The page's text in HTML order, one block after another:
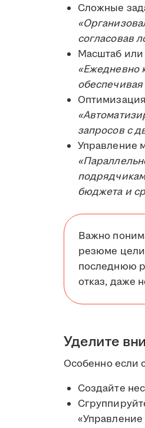
Сложные
согласовав
Масштаб или
«Ежедневно
запросов с
Управление
бюджета и
Важно
резюме
последнюю
отказ, даже
Уделите
Особенно если
Создайте